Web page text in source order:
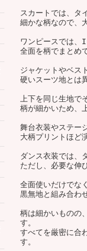
スカートでは、タ
細かな柄なので、
ワンピースでは、I
全面を柄でまとめ
ジャケットやベス
硬いスーツ地とは
上下を同じ生地で
柄が細かいため、
舞台衣装やステー
大柄プリントほど
ダンス衣装では、
ただし、必要な伸
全面使いだけでな
黒無地と組み合わ
柄は細かいものの
す。
すべてを厳密に合
す。